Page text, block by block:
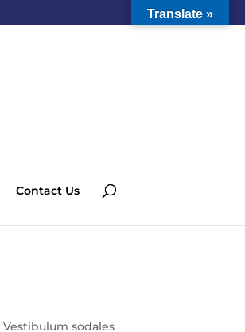
Contact Us
Vestibulum sodales
Translate »